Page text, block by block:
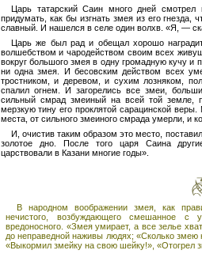
Царь татарский Саин много дней
придумать, как бы изгнать змея из его гнезда,
славный. И нашелся в селе один волхв. «Я, —
Царь же был рад и обещал хорошо
волшебством и чародейством своим всех
вокруг большого змея в одну громадную кучу и
ни одна змея. И бесовским действом всех
тростником, и деревом, и сухим лозняком,
спалил огнем. И загорелись все змеи,
сильный смрад змеиный на всей той земле,
мерзкую тину его проклятой сарацинской
места, от сильного змеиного смрада умерли, и
И, очистив таким образом это место,
золотое дно. После того царя Саина
царствовали в Казани многие годы».
В народном воображении змея, как
нечистого, возбуждающего смешанное с
вредоносного. «Змея умирает, а все зелье
до неправедной наживы людях; «Сколько
«Выкормил змейку на свою шейку!», «Отогрел